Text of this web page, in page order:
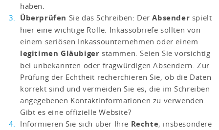
haben.
Überprüfen Sie das Schreiben: DerAbsender spielt
hier eine wichtige Rolle. Inkassobriefe sollten von
einem seriösen Inkassounternehmen oder einem
legitimen Gläubiger stammen. Seien Sie vorsichtig
bei unbekannten oder fragwürdigen Absendern. Zur
Prüfung der Echtheit recherchieren Sie, ob die Daten
korrekt sind und vermeiden Sie es, die im Schreiben
angegebenen Kontaktinformationen zu verwenden.
Gibt es eine offizielle Website?
Informieren Sie sich über Ihre Rechte, insbesondere